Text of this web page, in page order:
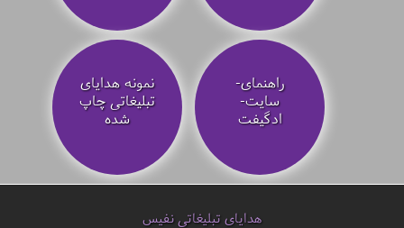
راهنمای-
سایت-
ادگیفت
نمونه هدایای
تبلیغاتی چاپ
شده
هدایای تبلیغاتی نفیس